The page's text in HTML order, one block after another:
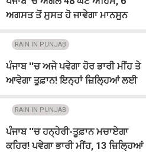
ਅਗਸਤ ਤੋਂ ਸੁਸਤ ਹੋ ਜਾਵੇਗਾ ਮਾਨਸੂਨ
RAIN IN PUNJAB
ਪੰਜਾਬ ''ਚ ਅਜੇ ਪਵੇਗਾ ਹੋਰ ਭਾਰੀ ਮੀਂਹ ਤੇ
ਆਵੇਗਾ ਤੂਫ਼ਾਨ! ਇਨ੍ਹਾਂ ਜ਼ਿਲ੍ਹਿਆਂ ਲਈ
RAIN IN PUNJAB
ਪੰਜਾਬ ''ਚ ਹਨ੍ਹੇਰੀ-ਤੂਫ਼ਾਨ ਮਚਾਏਗਾ
ਕਹਿਰ! ਪਵੇਗਾ ਭਾਰੀ ਮੀਂਹ, 13 ਜ਼ਿਲ੍ਹਿਆਂ